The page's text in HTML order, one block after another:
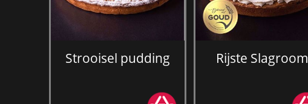
Strooisel pudding Rijste Slagroom